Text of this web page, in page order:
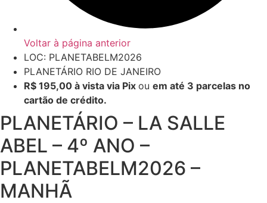
Voltar à página anterior
LOC: PLANETABELM2026
PLANETÁRIO RIO DE JANEIRO
R$ 195,00 à vista via Pix ou em até 3 parcelas no
cartão de crédito.
PLANETÁRIO – LA SALLE
ABEL – 4º ANO –
PLANETABELM2026 –
MANHÃ